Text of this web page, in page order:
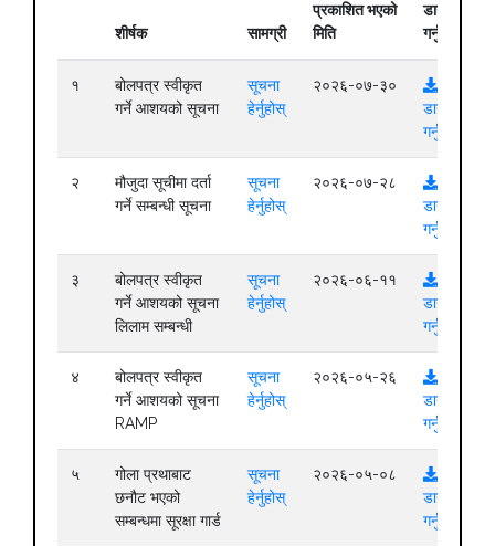
शीर्षक सामग्री
प्रकाशित भएको
मिति
डाउनलोड
गर्नुहोस्
१
बोलपत्र स्वीकृत
गर्ने आशयको सूचना
सूचना
हेर्नुहोस्
२०२६-०७-३०
डाउनलोड
गर्नुहोस्
२
मौजुदा सूचीमा दर्ता
गर्ने सम्बन्धी सूचना
सूचना
हेर्नुहोस्
२०२६-०७-२८
डाउनलोड
गर्नुहोस्
३
बोलपत्र स्वीकृत
गर्ने आशयको सूचना
लिलाम सम्बन्धी
सूचना
हेर्नुहोस्
२०२६-०६-११
डाउनलोड
गर्नुहोस्
४
बोलपत्र स्वीकृत
गर्ने आशयको सूचना
RAMP
सूचना
हेर्नुहोस्
२०२६-०५-२६
डाउनलोड
गर्नुहोस्
५
गोला प्रथाबाट
छनौट भएको
सम्बन्धमा सूरक्षा गार्ड
सूचना
हेर्नुहोस्
२०२६-०५-०८
डाउनलोड
गर्नुहोस्